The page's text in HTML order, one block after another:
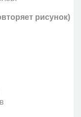
рисунок)